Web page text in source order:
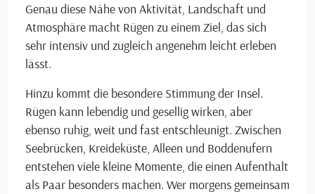
Genau diese Nähe von Aktivität, Landschaft und
Atmosphäre macht Rügen zu einem Ziel, das sich
sehr intensiv und zugleich angenehm leicht erleben
lässt.
Hinzu kommt die besondere Stimmung der Insel.
Rügen kann lebendig und gesellig wirken, aber
ebenso ruhig, weit und fast entschleunigt. Zwischen
Seebrücken, Kreideküste, Alleen und Boddenufern
entstehen viele kleine Momente, die einen Aufenthalt
als Paar besonders machen. Wer morgens gemeinsam